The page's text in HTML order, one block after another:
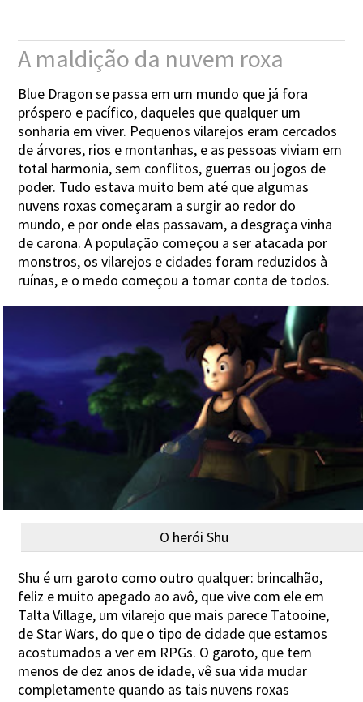
A maldição da nuvem roxa
Blue Dragon se passa em um mundo que já fora
próspero e pacífico, daqueles que qualquer um
sonharia em viver. Pequenos vilarejos eram cercados
de árvores, rios e montanhas, e as pessoas viviam em
total harmonia, sem conflitos, guerras ou jogos de
poder. Tudo estava muito bem até que algumas
nuvens roxas começaram a surgir ao redor do
mundo, e por onde elas passavam, a desgraça vinha
de carona. A população começou a ser atacada por
monstros, os vilarejos e cidades foram reduzidos à
ruínas, e o medo começou a tomar conta de todos.
O herói Shu
Shu é um garoto como outro qualquer: brincalhão,
feliz e muito apegado ao avô, que vive com ele em
Talta Village, um vilarejo que mais parece Tatooine,
de Star Wars, do que o tipo de cidade que estamos
acostumados a ver em RPGs. O garoto, que tem
menos de dez anos de idade, vê sua vida mudar
completamente quando as tais nuvens roxas